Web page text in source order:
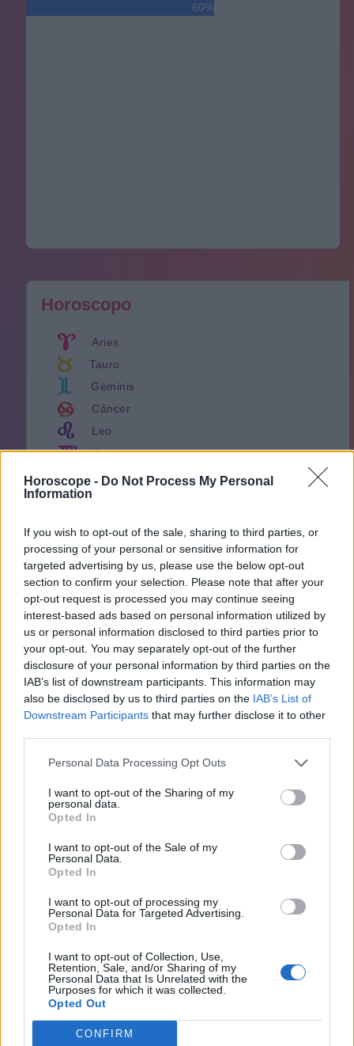
Horoscope - Do Not Process My Personal
Information
If you wish to opt-out of the sale, sharing to third parties, or
processing of your personal or sensitive information for
targeted advertising by us, please use the below opt-out
section to confirm your selection. Please note that after your
opt-out request is processed you may continue seeing
interest-based ads based on personal information utilized by
us or personal information disclosed to third parties prior to
your opt-out. You may separately opt-out of the further
disclosure of your personal information by third parties on the
IAB’s list of downstream participants. This information may
also be disclosed by us to third parties on the IAB’s List of
Downstream Participants that may further disclose it to other
Personal Data Processing Opt Outs
I want to opt-out of the Sharing of my
personal data.
Opted In
I want to opt-out of the Sale of my
Personal Data.
Opted In
I want to opt-out of processing my
Personal Data for Targeted Advertising.
Opted In
I want to opt-out of Collection, Use,
Retention, Sale, and/or Sharing of my
Personal Data that Is Unrelated with the
Purposes for which it was collected.
Opted Out
CONFIRM
Horoscopo
Aries
Tauro
Géminis
Cáncer
Leo
Virgo
Libra
Capricornio
Acuario
Piscis
Anuncios
Links
60%
Horóscopo para su sitio web